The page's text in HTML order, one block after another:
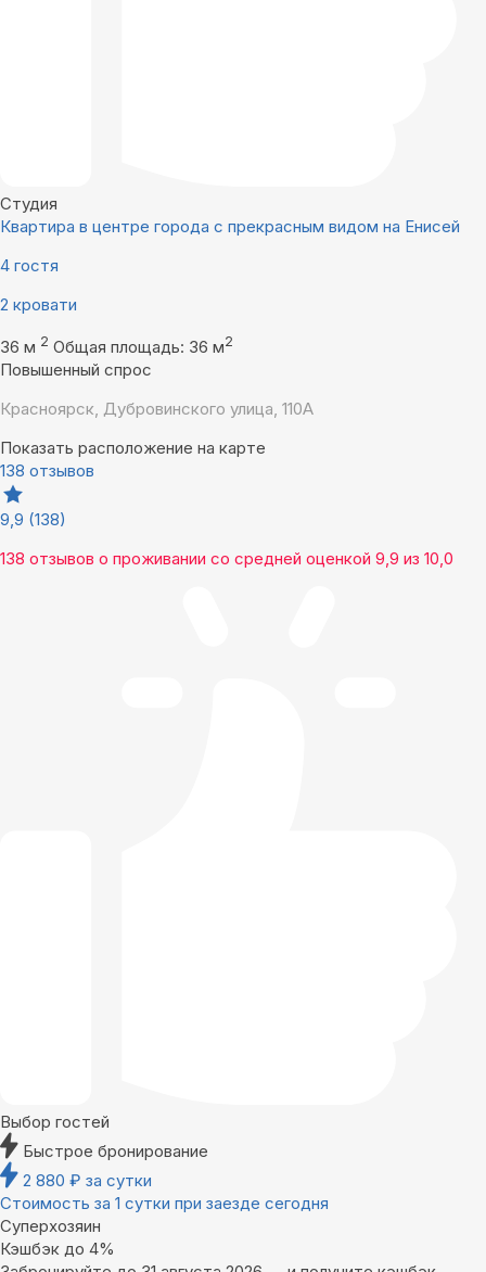
Студия
Квартира в центре города с прекрасным видом на Енисей
4 гостя
2 кровати
36 м 2 Общая площадь: 36 м2
Повышенный спрос
Красноярск, Дубровинского улица, 110А
Показать расположение на карте
138 отзывов
9,9 (138)
138 отзывов о проживании со средней оценкой 9,9 из 10,0
Выбор гостей
Быстрое бронирование
2 880 ₽ за сутки
Стоимость за 1 сутки при заезде сегодня
Суперхозяин
Кэшбэк до 4%